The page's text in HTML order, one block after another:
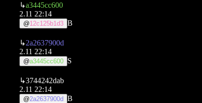
↳a3445cc600
2.11 22:14
@12c125b1d3 B
↳2a2637900d
2.11 22:14
@a3445cc600 S
↳3744242dab
2.11 22:14
@2a2637900d B